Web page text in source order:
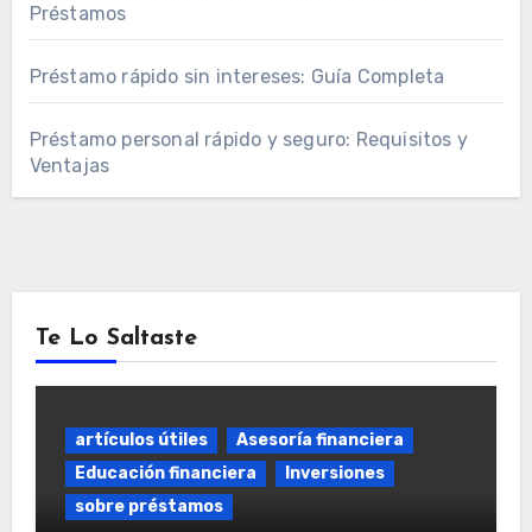
Préstamos
Préstamo rápido sin intereses: Guía Completa
Préstamo personal rápido y seguro: Requisitos y
Ventajas
Te Lo Saltaste
artículos útiles
Asesoría financiera
Educación financiera
Inversiones
sobre préstamos